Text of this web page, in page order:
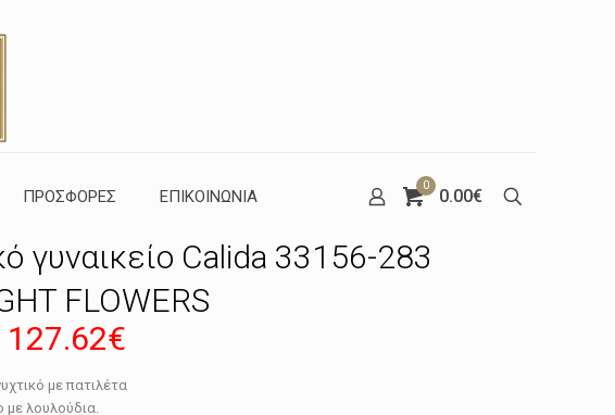
ΠΡΟΣΦΟΡΕΣ ΕΠΙΚΟΙΝΩΝΙΑ
0
0.00€
γυναικείο Calida 33156-283
FLOWERS
Original
price
was:
127.62€
τιμή
με πατιλέτα
με λουλούδια.